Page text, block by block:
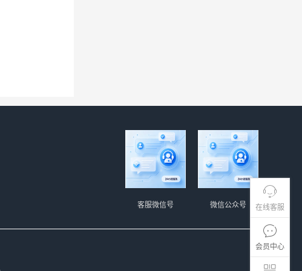
在线客服
会员中心
微信公众号
客服微信号